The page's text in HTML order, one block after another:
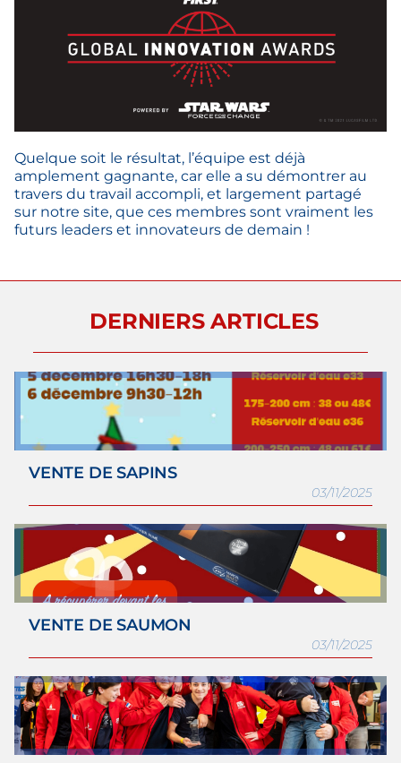
Quelque soit le résultat, l’équipe est déjà
amplement gagnante, car elle a su démontrer au
travers du travail accompli, et largement partagé
sur notre site, que ces membres sont vraiment les
futurs leaders et innovateurs de demain !
DERNIERS ARTICLES
VENTE DE SAPINS
03/11/2025
VENTE DE SAUMON
03/11/2025